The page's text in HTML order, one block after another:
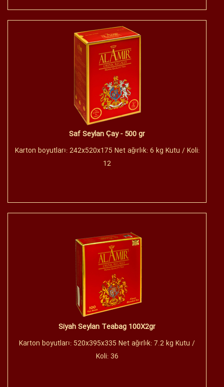
Saf Seylan Çay - 500 gr
Karton boyutları: 242x520x175 Net ağırlık: 6 kg Kutu / Koli:
12
Siyah Seylan Teabag 100X2gr
Karton boyutları: 520x395x335 Net ağırlık: 7.2 kg Kutu /
Koli: 36